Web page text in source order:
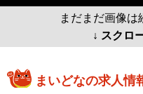
まだまだ画像は
↓ スクロ
まいどなの求人情